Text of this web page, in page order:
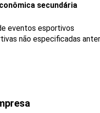
secundária
eventos esportivos
não especificadas